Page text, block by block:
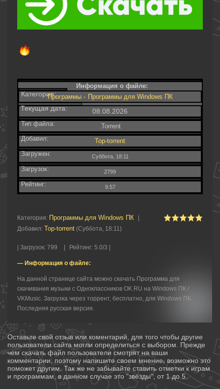
Информация о файле:
Категория:Программы- Программы для Windows ПК
Текущая дата: 08.08.2026
Тип файла:
.Torrent
Добавил:
Top-torrent
Загружен:
Суббота, 18:11
Загрузок: 2799
Рейтинг: 9.57
Категория: Программы для Windows ПК
Добавил: Top-torrent (Суббота, 18:11)
Загрузок: 799 Рейтинг: 5.0/3 |
— Информация о файле:
На данной странице сайта можно скачать Программа для
скачивания музыки с Одноклассников OK.RU на Windows ПК /
VKMusic. Загрузка через торрент, бесплатно, для Windows ПК.
Последняя русская версия.
Оставьте свой отзыв или коментарий, для того чтобы другие
пользователи сайта могли определиться с выбором. Прежде
чем скачать файл пользователи смотрят на ваши
комментарии, поэтому напишите своем мнение, возможно это
поможет другим. Так же не забывайте ставить отметки к играм
и программам, в данном случае это "звёзды", от 1 до 5.